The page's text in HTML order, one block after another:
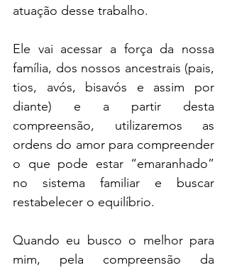
atuação desse trabalho.
Ele vai acessar a força da nossa
família, dos nossos ancestrais (pais,
tios, avós, bisavós e assim por
diante) e a partir desta
compreensão, utilizaremos as
ordens do amor para compreender
o que pode estar “emaranhado”
no sistema familiar e buscar
restabelecer o equilíbrio.
Quando eu busco o melhor para
mim, pela compreensão da